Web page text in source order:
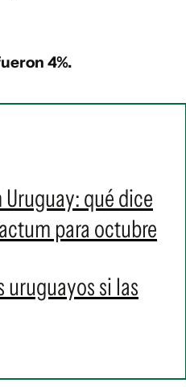
4%.
qué dice
para octubre
uruguayos si las